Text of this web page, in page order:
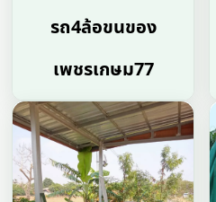
รถ4ล้อขนของ
เพชรเกษม77